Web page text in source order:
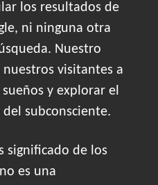
los resultados de
ni ninguna otra
Nuestro
visitantes a
y explorar el
subconsciente.
significado de los
es una